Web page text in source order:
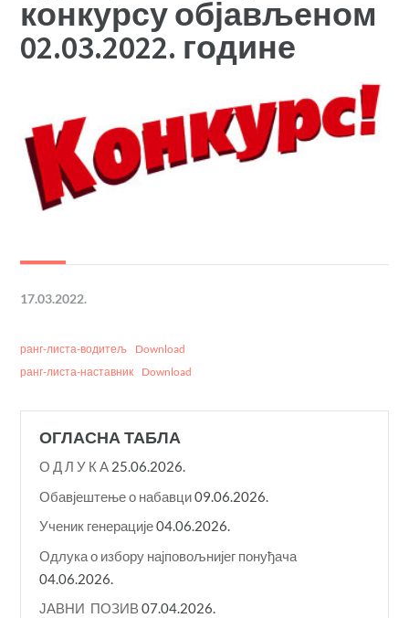
конкурсу објављеном
02.03.2022. године
17.03.2022.
ранг-листа-водитељ
Download
ранг-листа-наставник
Download
ОГЛАСНА ТАБЛА
О Д Л У К A 25.06.2026.
Обавјештење о набавци09.06.2026.
Ученик генерације04.06.2026.
Одлука о избору најповољнијег понуђача
04.06.2026.
ЈАВНИ ПОЗИВ 07.04.2026.